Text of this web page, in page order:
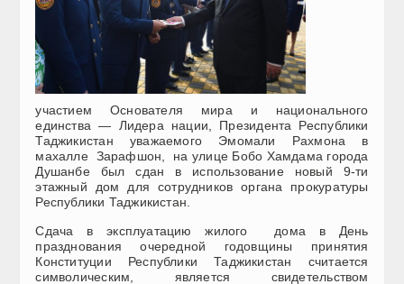
участием Основателя мира и национального
единства — Лидера нации, Президента Республики
Таджикистан уважаемого Эмомали Рахмона в
махалле Зарафшон, на улице Бобо Хамдама города
Душанбе был сдан в использование новый 9-ти
этажный дом для сотрудников органа прокуратуры
Республики Таджикистан.
Сдача в эксплуатацию жилого дома в День
празднования очередной годовщины принятия
Конституции Республики Таджикистан считается
символическим, является свидетельством